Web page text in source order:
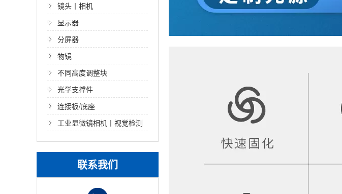
镜头丨相机
显示器
分屏器
物镜
不同高度调整块
光学支撑件
连接板/底座
工业显微镜相机丨视觉检测
光源
联系我们